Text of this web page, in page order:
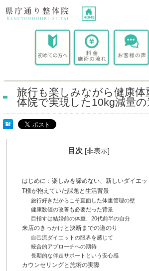
旅行も楽しみながら健康体
体院で実現した10kg減量の
目次 [非表示]
はじめに：楽しみを諦めない、新しいダイエッ
T様が抱えていた課題と生活背景
旅行好きだからこそ直面した体重管理の壁
健康数値の改善も必要だった背景
目指すは結婚前の体重、20代前半の自分
来店のきっかけと決断までの道のり
自己流ダイエットの限界を感じて
統合的アプローチへの期待
長期的な伴走サポートという安心感
カウンセリングと施術の実際